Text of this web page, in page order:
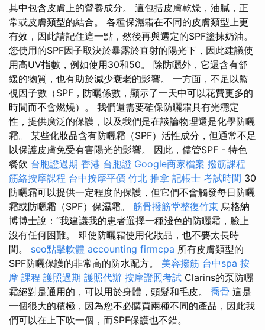
其中包含皮膚上的營養成分。 這包括皮膚乾燥，油膩，正
常或皮膚類型的結合。 各種保濕霜在不同的皮膚類型上更
有效，因此請記住這一點，然後再與選定的SPF塗抹奶油。
您使用的SPF因子取決於暴露於直射的陽光下，因此建議使
用高UV指數，例如使用30和50。 除防曬外，它還含有舒
緩的物質，也有助於減少衰老的影響。 一方面，不足以監
視因子數（SPF，防曬係數，顯示了一天中可以花費更多的
時間而不會燃燒）。 我們還需要確保防曬霜具有光穩定
性，提供廣泛的保護，以及我們是在談論物理還是化學防曬
霜。 某些化妝品含有防曬霜（SPF）活性成分，但通常不足
以保護皮膚免受有害陽光的影響。 因此，儘管SPF - 特色
餐飲 台胞證過期 香港 台胞證 Google商家檔案 撥筋課程
筋絡按摩課程 台中按摩平價 竹北 推拿 記帳士 考試時間 30
防曬霜可以提供一定程度的保護，但它們不會觸發每日防曬
霜或防曬霜（SPF）保濕霜。 筋骨撥筋堂整復竹東 烏格納
博博士說：“我建議我的患者選擇一種淺色的防曬霜，臉上
沒有任何困難。 即使防曬霜使用化妝品，也不要太長時
間。 seo點擊軟體 accounting firmcpa 所有皮膚類型的
SPF防曬保護的非常高的防水配方。 美容撥筋 台中spa 按
摩 課程 護照過期 護照代辦 按摩證照考試 Clarins的泵防曬
霜絕對是通用的，可以用於身體，頭髮和毛皮。 喬骨 這是
一個很大的積極，因為您不必購買兩種不同的產品，因此我
們可以在上下吹一個，而SPF保護也不錯。